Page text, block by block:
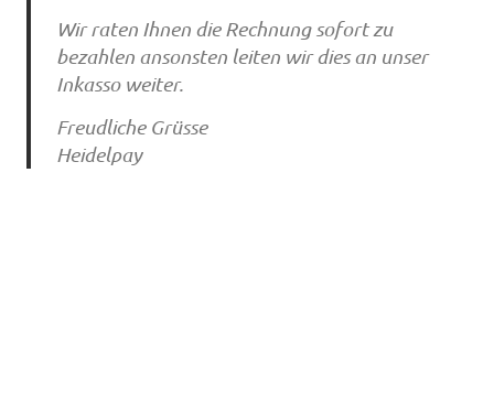
Wir raten Ihnen die Rechnung sofort zu
bezahlen ansonsten leiten wir dies an unser
Inkasso weiter.
Freudliche Grüsse
Heidelpay